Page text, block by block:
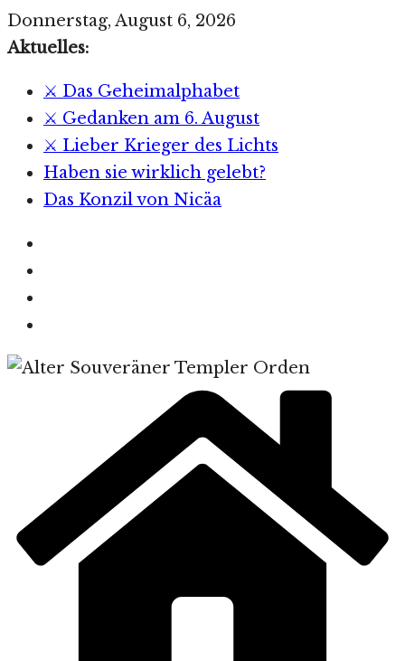
Zum
Inhalt
Donnerstag, August 6, 2026
Aktuelles:
⚔️ Das Geheimalphabet
⚔️ Gedanken am 6. August
⚔️ Lieber Krieger des Lichts
Haben sie wirklich gelebt?
Das Konzil von Nicäa